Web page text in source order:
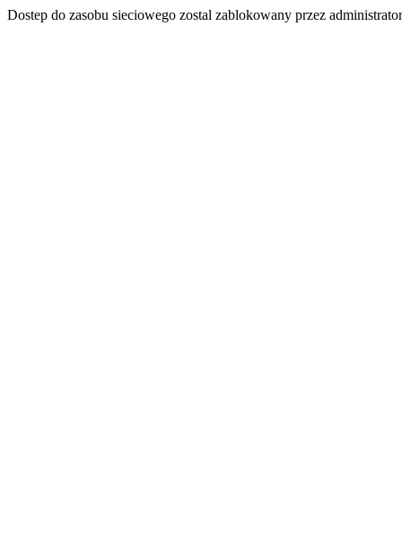
Dostep do zasobu sieciowego zostal zablokowany przez